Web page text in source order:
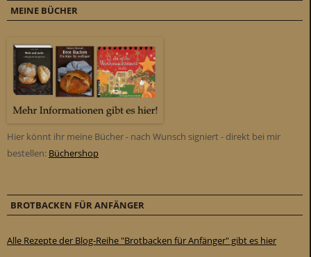
MEINE BÜCHER
Hier könnt ihr meine Bücher - nach Wunsch signiert - direkt bei mir
bestellen: Büchershop
BROTBACKEN FÜR ANFÄNGER
Alle Rezepte der Blog-Reihe "Brotbacken für Anfänger" gibt es hier